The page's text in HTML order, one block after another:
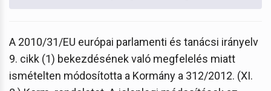
A 2010/31/EU európai parlamenti és tanácsi irányelv
9. cikk (1) bekezdésének való megfelelés miatt
ismételten módosította a Kormány a 312/2012. (XI.